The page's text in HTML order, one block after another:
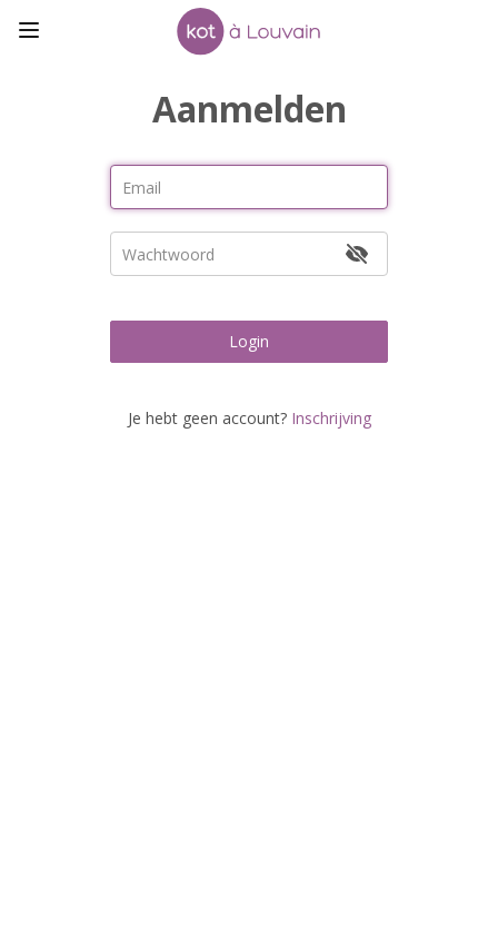
Aanmelden
Login
Je hebt geen account? Inschrijving